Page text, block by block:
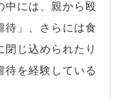
中には、親から殴
待」、さらには食
じ込められたり
待を経験している